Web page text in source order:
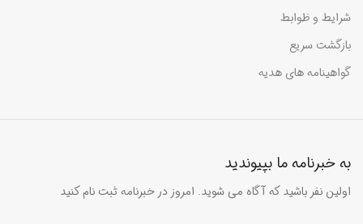
شرایط و ظوابط
بازگشت سریع
گواهینامه های هدیه
به خبرنامه ما بپیوندید
اولین نفر باشید که آگاه می شوید. امروز در خبرنامه ثبت نام کنید